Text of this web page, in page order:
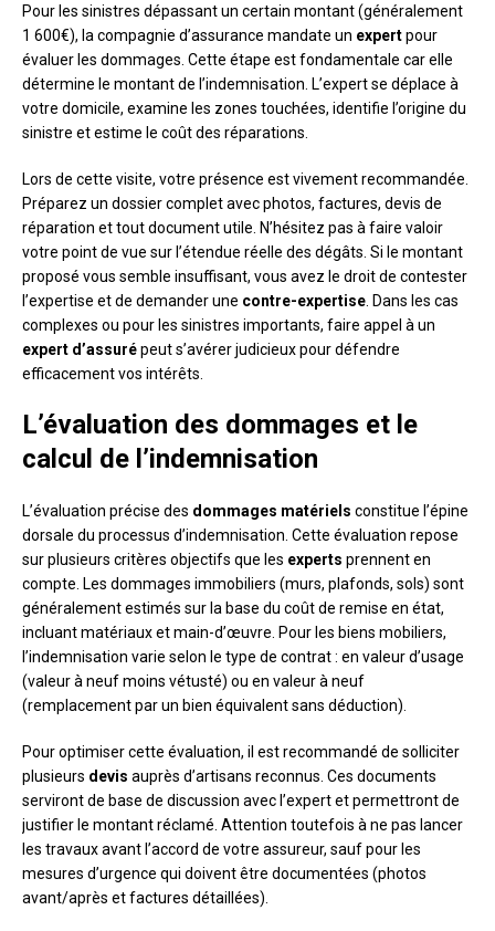
Pour les sinistres dépassant un certain montant (généralement
1 600€), la compagnie d’assurance mandate un expertpour
évaluer les dommages. Cette étape est fondamentale car elle
détermine le montant de l’indemnisation. L’expert se déplace à
votre domicile, examine les zones touchées, identifie l’origine du
sinistre et estime le coût des réparations.
Lors de cette visite, votre présence est vivement recommandée.
Préparez un dossier complet avec photos, factures, devis de
réparation et tout document utile. N’hésitez pas à faire valoir
votre point de vue sur l’étendue réelle des dégâts. Si le montant
proposé vous semble insuffisant, vous avez le droit de contester
l’expertise et de demander une contre-expertise . Dans les cas
complexes ou pour les sinistres importants, faire appel à un
expert d’assurépeut s’avérer judicieux pour défendre
efficacement vos intérêts.
L’évaluation des dommages et le
calcul de l’indemnisation
L’évaluation précise des dommages matériels constitue l’épine
dorsale du processus d’indemnisation. Cette évaluation repose
sur plusieurs critères objectifs que les experts prennent en
compte. Les dommages immobiliers (murs, plafonds, sols) sont
généralement estimés sur la base du coût de remise en état,
incluant matériaux et main-d’œuvre. Pour les biens mobiliers,
l’indemnisation varie selon le type de contrat : en valeur d’usage
(valeur à neuf moins vétusté) ou en valeur à neuf
(remplacement par un bien équivalent sans déduction).
Pour optimiser cette évaluation, il est recommandé de solliciter
plusieurs devis auprès d’artisans reconnus. Ces documents
serviront de base de discussion avec l’expert et permettront de
justifier le montant réclamé. Attention toutefois à ne pas lancer
les travaux avant l’accord de votre assureur, sauf pour les
mesures d’urgence qui doivent être documentées (photos
avant/après et factures détaillées).